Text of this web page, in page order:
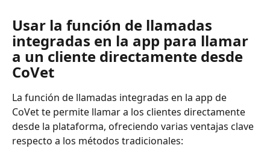
Usar la función de llamadas
integradas en la app para llamar
a un cliente directamente desde
CoVet​
La función de llamadas integradas en la app de
CoVet te permite llamar a los clientes directamente
desde la plataforma, ofreciendo varias ventajas clave
respecto a los métodos tradicionales: